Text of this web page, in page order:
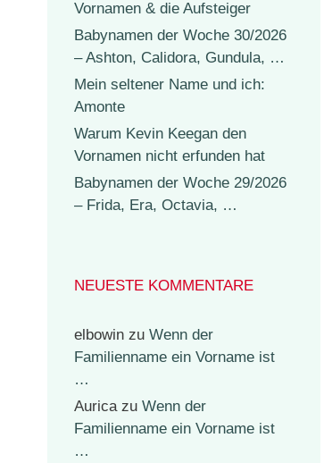
Vornamen & die Aufsteiger
Babynamen der Woche 30/2026
– Ashton, Calidora, Gundula, …
Mein seltener Name und ich:
Amonte
Warum Kevin Keegan den
Vornamen nicht erfunden hat
Babynamen der Woche 29/2026
– Frida, Era, Octavia, …
NEUESTE KOMMENTARE
elbowin zu Wenn der
Familienname ein Vorname ist
…
Auricazu Wenn der
Familienname ein Vorname ist
…